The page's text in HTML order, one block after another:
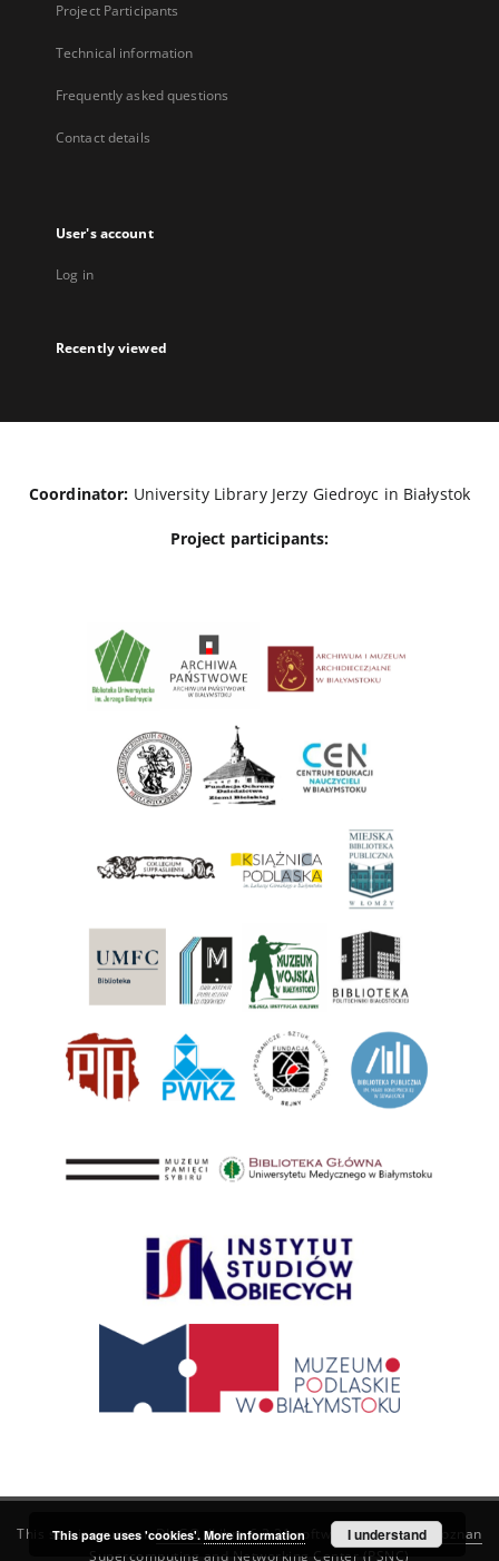
Project Participants
Technical information
Frequently asked questions
Contact details
User's account
Log in
Recently viewed
Coordinator: University Library Jerzy Giedroyc in Białystok
Project participants:
This service runs onDInGO dLibra 6.3.21software created by
Poznan
Supercomputing and Networking Center (PSNC)
This page uses 'cookies'. More information I understand